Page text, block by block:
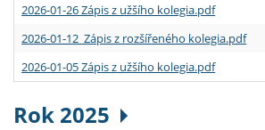
2026-01-26 Zápis z užšího kolegia.pdf
2026-01-12 Zápis z rozšířeného kolegia.pdf
2026-01-05 Zápis z užšího kolegia.pdf
Rok 2025